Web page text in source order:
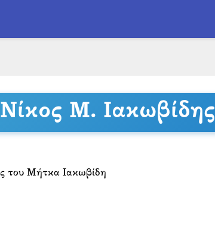
Νίκος Μ. Ιακωβίδης
του Μήτκα Ιακωβίδη